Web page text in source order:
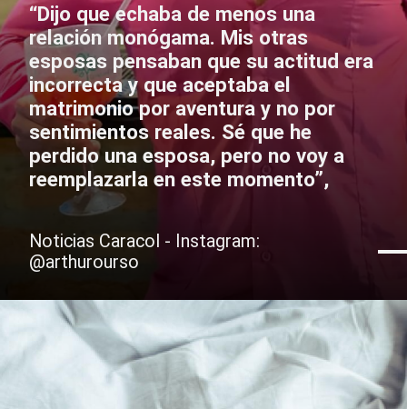
“Dijo que echaba de menos una
relación monógama. Mis otras
esposas pensaban que su actitud era
incorrecta y que aceptaba el
matrimonio por aventura y no por
sentimientos reales. Sé que he
perdido una esposa, pero no voy a
reemplazarla en este momento”,
Noticias Caracol - Instagram:
@arthurourso